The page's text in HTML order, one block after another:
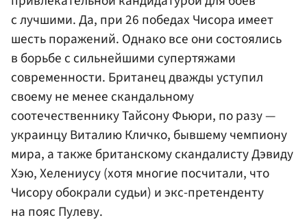
с лучшими. Да, при 26 победах Чисора имеет
шесть поражений. Однако все они состоялись
в борьбе с сильнейшими супертяжами
современности. Британец дважды уступил
своему не менее скандальному
соотечественникуТайсону Фьюри, по разу —
украинцуВиталию Кличко, бывшему чемпиону
мира, а также британскому скандалистуДэвиду
Хэю, Хелениусу (хотя многие посчитали, что
Чисору обокрали судьи) и экс-претенденту
на пояс Пулеву.